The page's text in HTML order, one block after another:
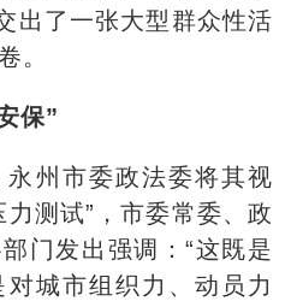
出了一张大型群众性活
。
保”
州市委政法委将其视
测试”，市委常委、政
门发出强调：“这既是
城市组织力、动员力